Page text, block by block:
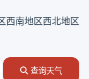
西南地区西北地区
查询天气